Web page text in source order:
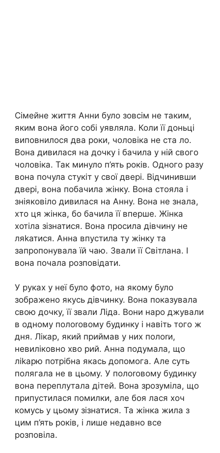
Сімейне життя Анни було зовсім не таким,
яким вона його собі уявляла. Коли її доньці
виповнилося два роки, чоловіка не ста ло.
Вона дивилася на дочку і бачила у ній свого
чоловіка. Так минуло п’ять років. Одного разу
вона почула стукіт у свої двері. Відчинивши
двері, вона побачила жінку. Вона стояла і
зніяковіло дивилася на Анну. Вона не знала,
хто ця жінка, бо бачила її вперше. Жінка
хотіла зізнатися. Вона просила дівчину не
ляkатися. Анна впустила ту жінку та
запропонувала їй чаю. Звали її Світлана. І
вона почала розповідати.
У руках у неї було фото, на якому було
зображено якусь дівчинку. Вона показувала
свою дочку, її звали Ліда. Вони наро джували
в одному полоrовому будинку і навіть того ж
дня. Лікар, який приймав у них полоrи,
невиліковно хво рий. Анна подумала, що
ліkарю потрібна якась допомога. Але суть
полягала не в цьому. У полоrовому будинку
вона переплутала дітей. Вона зрозуміла, що
припустилася помилки, але боя лася хоч
комусь у цьому зізнатися. Та жінка жила з
цим п’ять років, і лише недавно все
розповіла.